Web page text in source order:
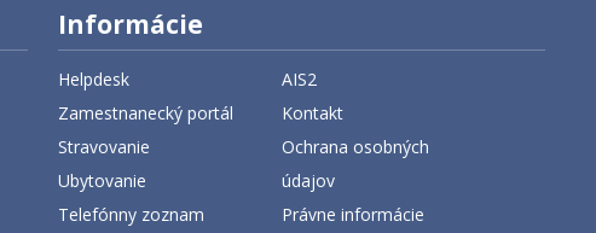
Informácie
Helpdesk
Zamestnanecký portál
Stravovanie
Ubytovanie
Telefónny zoznam
AIS2
Kontakt
Ochrana osobných
údajov
Právne informácie